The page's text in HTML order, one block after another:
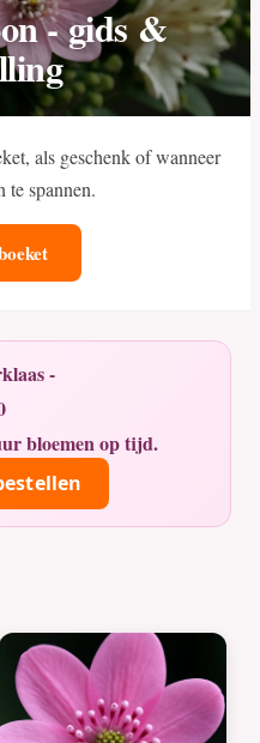
- gids &
als geschenk of wanneer
spannen.
-
bloemen op tijd.